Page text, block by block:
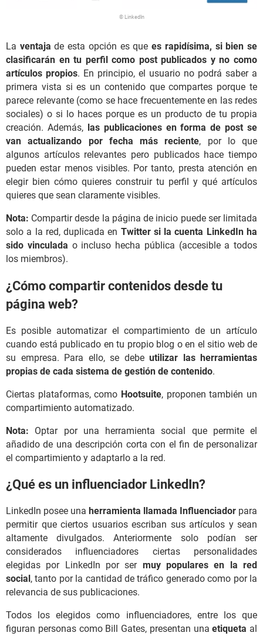
© LinkedIn
La ventaja de esta opción es quees rapidísima, si bien se
clasificarán en tu perfil como post publicados y no como
artículos propios. En principio, el usuario no podrá saber a
primera vista si es un contenido que compartes porque te
parece relevante (como se hace frecuentemente en las redes
sociales) o si lo haces porque es un producto de tu propia
creación. Además, las publicaciones en forma de post se
van actualizando por fecha más reciente, por lo que
algunos artículos relevantes pero publicados hace tiempo
pueden estar menos visibles. Por tanto, presta atención en
elegir bien cómo quieres construir tu perfil y qué artículos
quieres que sean claramente visibles.
Nota: Compartir desde la página de inicio puede ser limitada
solo a la red, duplicada en Twitter si la cuenta LinkedIn ha
sido vinculada o incluso hecha pública (accesible a todos
los miembros).
¿Cómo compartir contenidos desde tu
página web?
Es posible automatizar el compartimiento de un artículo
cuando está publicado en tu propio blog o en el sitio web de
su empresa. Para ello, se debe utilizar las herramientas
propias de cada sistema de gestión de contenido.
Ciertas plataformas, como Hootsuite, proponen también un
compartimiento automatizado.
Nota: Optar por una herramienta social que permite el
añadido de una descripción corta con el fin de personalizar
el compartimiento y adaptarlo a la red.
¿Qué es un influenciador LinkedIn?
LinkedIn posee una herramienta llamada Influenciador para
permitir que ciertos usuarios escriban sus artículos y sean
altamente divulgados. Anteriormente solo podían ser
considerados influenciadores ciertas personalidades
elegidas por LinkedIn por ser muy populares en la red
social , tanto por la cantidad de tráfico generado como por la
relevancia de sus publicaciones.
Todos los elegidos como influenciadores, entre los que
figuran personas como Bill Gates, presentan unaetiqueta al